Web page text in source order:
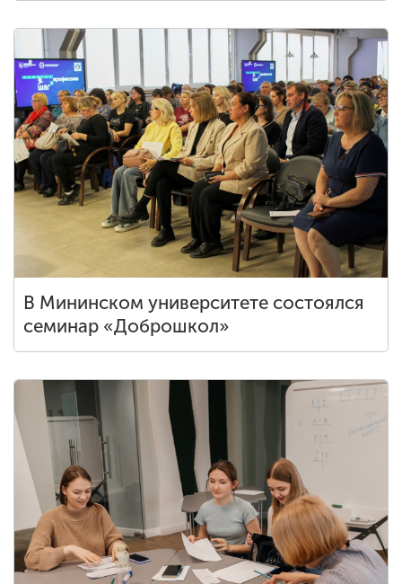
В Мининском университете состоялся
семинар «Доброшкол»